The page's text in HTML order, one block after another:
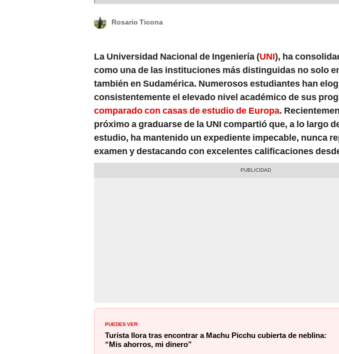
Rosario Ticona
La Universidad Nacional de Ingeniería (UNI), ha
como una de las instituciones más distinguidas no solo
también en Sudamérica. Numerosos estudiantes han
consistentemente el elevado nivel académico de sus
comparado con casas de estudio de Europa.
próximo a graduarse de la UNI compartió que, a lo largo
estudio, ha mantenido un expediente impecable, nunca
examen y destacando con excelentes calificaciones
PUEDES VER:
Turista llora tras encontrar a Machu Picchu cubierta de neblina:
“Mis ahorros, mi dinero”